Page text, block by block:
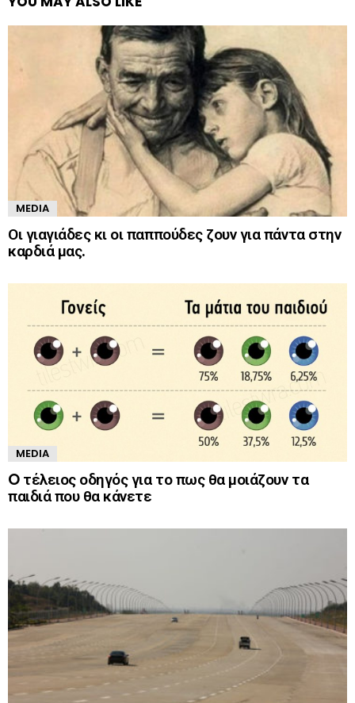
MEDIA
Οι γιαγιάδες κι οι παππούδες ζουν για πάντα στην
καρδιά μας.
MEDIA
O τέλειος οδηγός για το πως θα μοιάζουν τα
παιδιά που θα κάνετε